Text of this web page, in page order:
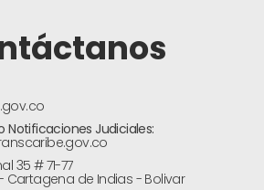
Notificaciones Judiciales:
35 # 71-77
- Cartagena de Indias - Bolivar